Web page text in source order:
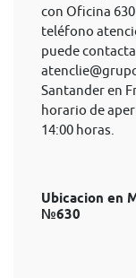
con Oficina
teléfono
puede
Santander en
horario de
14:00 horas.
Ubicacion en
№630